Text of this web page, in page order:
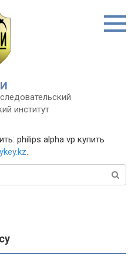
институт
philips alpha vp купить
.